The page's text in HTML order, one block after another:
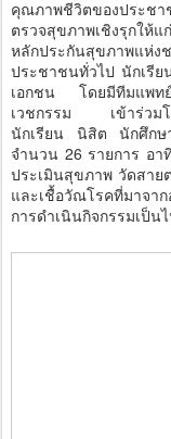
คุณภาพชีวิตของประช
ตรวจสุขภาพเชิงรุกให้
หลักประกันสุขภาพแห่ง
ประชาชนทั่วไป นักเรี
เอกชน โดยมีทีมแพท
เวชกรรม เข้าร่วมโค
นักเรียน นิสิต นักศึก
จำนวน 26 รายการ อ
ประเมินสุขภาพ วัดสาย
และเชื้อวัณโรคที่มาจา
การดำเนินกิจกรรมเป็น